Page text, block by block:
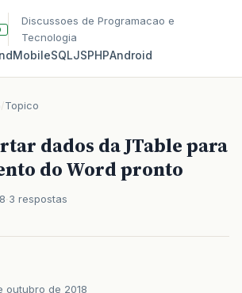
Discussoes de Programacao e
Tecnologia
MobileSQLJSPHPAndroid
/Topico
dados da JTable para
do Word pronto
3 respostas
outubro de 2018